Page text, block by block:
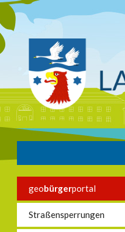
geobürgerportal
Straßensperrungen